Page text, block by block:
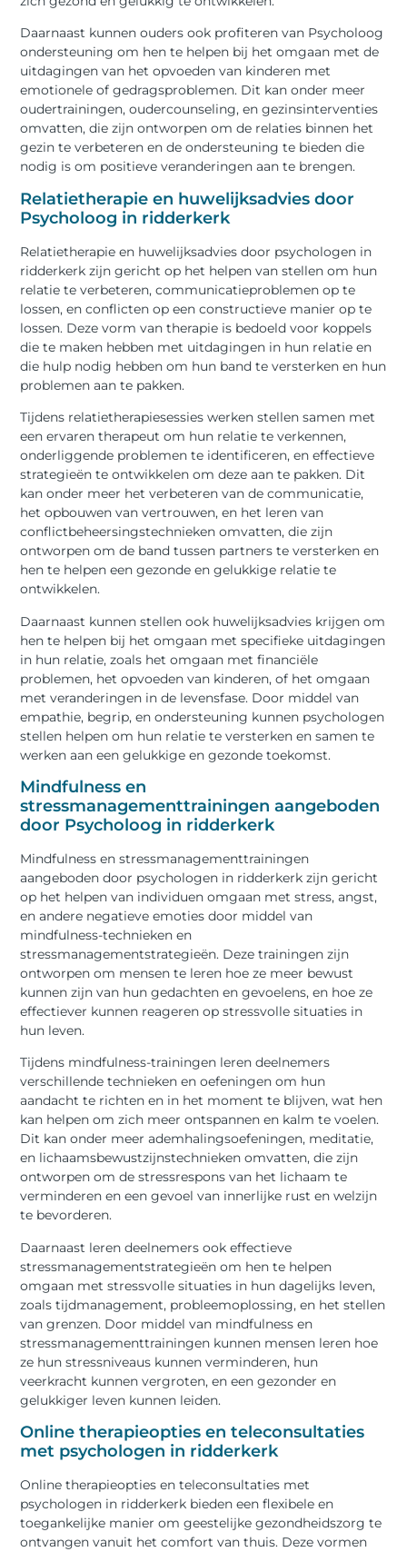
Daarnaast kunnen ouders ook profiteren van Psycholoog
ondersteuning om hen te helpen bij het omgaan met de
uitdagingen van het opvoeden van kinderen met
emotionele of gedragsproblemen. Dit kan onder meer
oudertrainingen, oudercounseling, en gezinsinterventies
omvatten, die zijn ontworpen om de relaties binnen het
gezin te verbeteren en de ondersteuning te bieden die
nodig is om positieve veranderingen aan te brengen.
Relatietherapie en huwelijksadvies door
Psycholoog in ridderkerk
Relatietherapie en huwelijksadvies door psychologen in
ridderkerk zijn gericht op het helpen van stellen om hun
relatie te verbeteren, communicatieproblemen op te
lossen, en conflicten op een constructieve manier op te
lossen. Deze vorm van therapie is bedoeld voor koppels
die te maken hebben met uitdagingen in hun relatie en
die hulp nodig hebben om hun band te versterken en hun
problemen aan te pakken.
Tijdens relatietherapiesessies werken stellen samen met
een ervaren therapeut om hun relatie te verkennen,
onderliggende problemen te identificeren, en effectieve
strategieën te ontwikkelen om deze aan te pakken. Dit
kan onder meer het verbeteren van de communicatie,
het opbouwen van vertrouwen, en het leren van
conflictbeheersingstechnieken omvatten, die zijn
ontworpen om de band tussen partners te versterken en
hen te helpen een gezonde en gelukkige relatie te
ontwikkelen.
Daarnaast kunnen stellen ook huwelijksadvies krijgen om
hen te helpen bij het omgaan met specifieke uitdagingen
in hun relatie, zoals het omgaan met financiële
problemen, het opvoeden van kinderen, of het omgaan
met veranderingen in de levensfase. Door middel van
empathie, begrip, en ondersteuning kunnen psychologen
stellen helpen om hun relatie te versterken en samen te
werken aan een gelukkige en gezonde toekomst.
Mindfulness en
stressmanagementtrainingen aangeboden
door Psycholoog in ridderkerk
Mindfulness en stressmanagementtrainingen
aangeboden door psychologen in ridderkerk zijn gericht
op het helpen van individuen omgaan met stress, angst,
en andere negatieve emoties door middel van
mindfulness-technieken en
stressmanagementstrategieën. Deze trainingen zijn
ontworpen om mensen te leren hoe ze meer bewust
kunnen zijn van hun gedachten en gevoelens, en hoe ze
effectiever kunnen reageren op stressvolle situaties in
hun leven.
Tijdens mindfulness-trainingen leren deelnemers
verschillende technieken en oefeningen om hun
aandacht te richten en in het moment te blijven, wat hen
kan helpen om zich meer ontspannen en kalm te voelen.
Dit kan onder meer ademhalingsoefeningen, meditatie,
en lichaamsbewustzijnstechnieken omvatten, die zijn
ontworpen om de stressrespons van het lichaam te
verminderen en een gevoel van innerlijke rust en welzijn
te bevorderen.
Daarnaast leren deelnemers ook effectieve
stressmanagementstrategieën om hen te helpen
omgaan met stressvolle situaties in hun dagelijks leven,
zoals tijdmanagement, probleemoplossing, en het stellen
van grenzen. Door middel van mindfulness en
stressmanagementtrainingen kunnen mensen leren hoe
ze hun stressniveaus kunnen verminderen, hun
veerkracht kunnen vergroten, en een gezonder en
gelukkiger leven kunnen leiden.
Online therapieopties en teleconsultaties
met psychologen in ridderkerk
Online therapieopties en teleconsultaties met
psychologen in ridderkerk bieden een flexibele en
toegankelijke manier om geestelijke gezondheidszorg te
ontvangen vanuit het comfort van thuis. Deze vormen